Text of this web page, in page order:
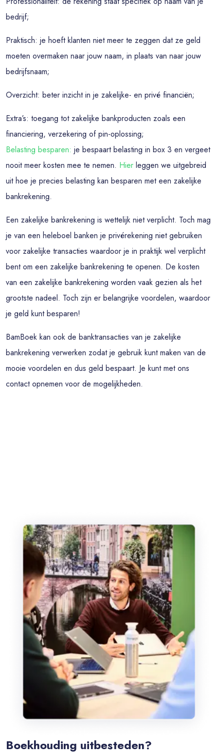
bedrijf;
Praktisch: je hoeft klanten niet meer te zeggen dat ze geld
moeten overmaken naar jouw naam, in plaats van naar jouw
bedrijfsnaam;
Overzicht: beter inzicht in je zakelijke- en privé financiën;
Extra’s: toegang tot zakelijke bankproducten zoals een
financiering, verzekering of pin-oplossing;
Belasting besparen: je bespaart belasting in box 3 en vergeet
nooit meer kosten mee te nemen. Hier leggen we uitgebreid
uit hoe je precies belasting kan besparen met een zakelijke
bankrekening.
Een zakelijke bankrekening is wettelijk niet verplicht. Toch mag
je van een heleboel banken je privérekening niet gebruiken
voor zakelijke transacties waardoor je in praktijk wel verplicht
bent om een zakelijke bankrekening te openen. De kosten
van een zakelijke bankrekening worden vaak gezien als het
grootste nadeel. Toch zijn er belangrijke voordelen, waardoor
je geld kunt besparen!
BamBoek kan ook de banktransacties van je zakelijke
bankrekening verwerken zodat je gebruik kunt maken van de
mooie voordelen en dus geld bespaart. Je kunt met ons
contact opnemen voor de mogelijkheden.
Boekhouding uitbesteden?